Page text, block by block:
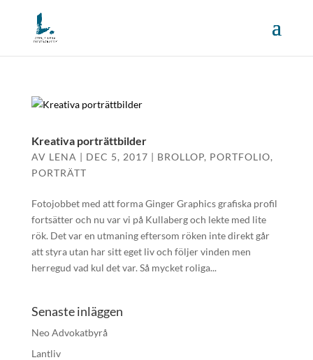
Kreativa porträttbilder
AV LENA | DEC 5, 2017 | BROLLOP, PORTFOLIO,
PORTRÄTT
Fotojobbet med att forma Ginger Graphics grafiska profil
fortsätter och nu var vi på Kullaberg och lekte med lite
rök. Det var en utmaning eftersom röken inte direkt går
att styra utan har sitt eget liv och följer vinden men
herregud vad kul det var. Så mycket roliga...
Senaste inläggen
Neo Advokatbyrå
Lantliv